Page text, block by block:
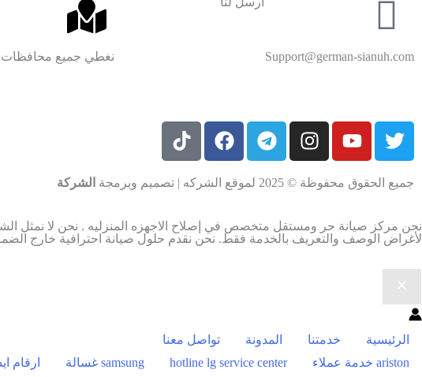
Support@german-sianuh.com نغطي جميع محافظات
جميع الحقوق محفوظة © 2025 لموقع الشركه | تصميم وبرمجة الشركة
نحن مركز صيانة حر ومستقل متخصص في إصلاح الاجهزه المنزليه . نحن لا نمثل
لأغراض الوصف والتعريف بالخدمة فقط. نحن نقدم حلول صيانة احترافية خارج
الرئيسية خدمتنا المدونة
تواصل معنا
ariston خدمة عملاء
hotline lg service center samsung غسالة ارقام